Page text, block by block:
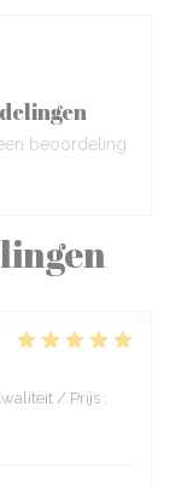
/ Prijs :
beoordeling